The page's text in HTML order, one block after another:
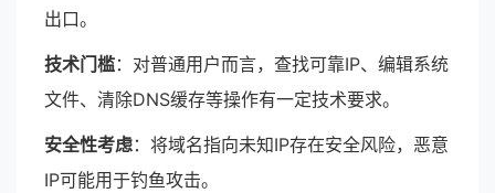
出口。
技术门槛：对普通用户而言，查找可靠IP、编辑系统
文件、清除DNS缓存等操作有一定技术要求。
安全性考虑：将域名指向未知IP存在安全风险，恶意
IP可能用于钓鱼攻击。